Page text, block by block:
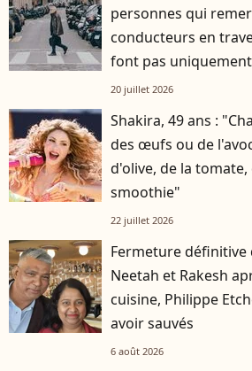
personnes qui
conducteurs en
font pas
20 juillet 2026
Shakira, 49 ans :
des œufs ou de
d'olive, de la
smoothie"
22 juillet 2026
Fermeture
Neetah et Rakesh
cuisine, Philippe
avoir sauvés
6 août 2026